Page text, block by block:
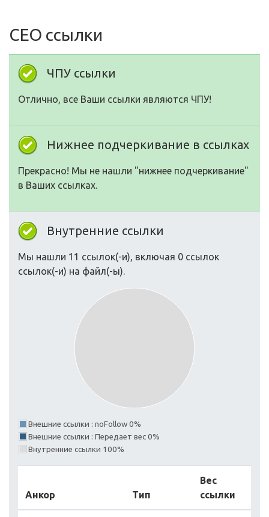
СЕО ссылки
ЧПУ ссылки
Отлично, все Ваши ссылки являются ЧПУ!
Нижнее подчеркивание в ссылках
Прекрасно! Мы не нашли "нижнее подчеркивание"
в Ваших ссылках.
Внутренние ссылки
Мы нашли 11 ссылок(-и), включая 0 ссылок
ссылок(-и) на файл(-ы).
Внешние ссылки : noFollow 0%
Внешние ссылки : Передает вес 0%
Внутренние ссылки 100%
Анкор Тип
Вес
ссылки